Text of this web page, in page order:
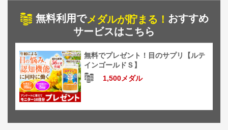
無料利用でメダルが貯まる！ おすすめ
サービスはこちら
無料でプレゼント！目のサプリ【ルテ
インゴールドＳ】
1,500メダル